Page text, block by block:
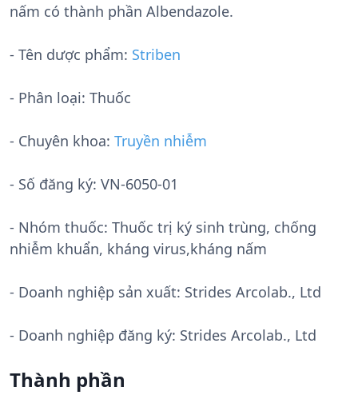
nấm có thành phần Albendazole.
- Tên dược phẩm: Striben
- Phân loại: Thuốc
- Chuyên khoa: Truyền nhiễm
- Số đăng ký: VN-6050-01
- Nhóm thuốc: Thuốc trị ký sinh trùng, chống
nhiễm khuẩn, kháng virus,kháng nấm
- Doanh nghiệp sản xuất: Strides Arcolab., Ltd
- Doanh nghiệp đăng ký: Strides Arcolab., Ltd
Thành phần